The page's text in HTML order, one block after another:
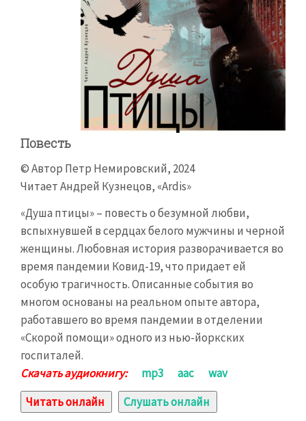
Повесть
© Автор Петр Немировский, 2024
Читает Андрей Кузнецов, «Ardis»
«Душа птицы» – повесть о безумной любви,
вспыхнувшей в сердцах белого мужчины и черной
женщины. Любовная история разворачивается во
время пандемии Ковид-19, что придает ей
особую трагичность. Описанные события во
многом основаны на реальном опыте автора,
работавшего во время пандемии в отделении
«Скорой помощи» одного из нью-йоркских
госпиталей.
Скачать аудиокнигу: mp3 aac
wav
Читать онлайн
Слушать онлайн